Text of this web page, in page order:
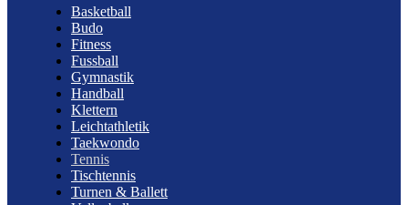
Basketball
Budo
Fitness
Fussball
Gymnastik
Handball
Klettern
Leichtathletik
Taekwondo
Tennis
Tischtennis
Turnen & Ballett